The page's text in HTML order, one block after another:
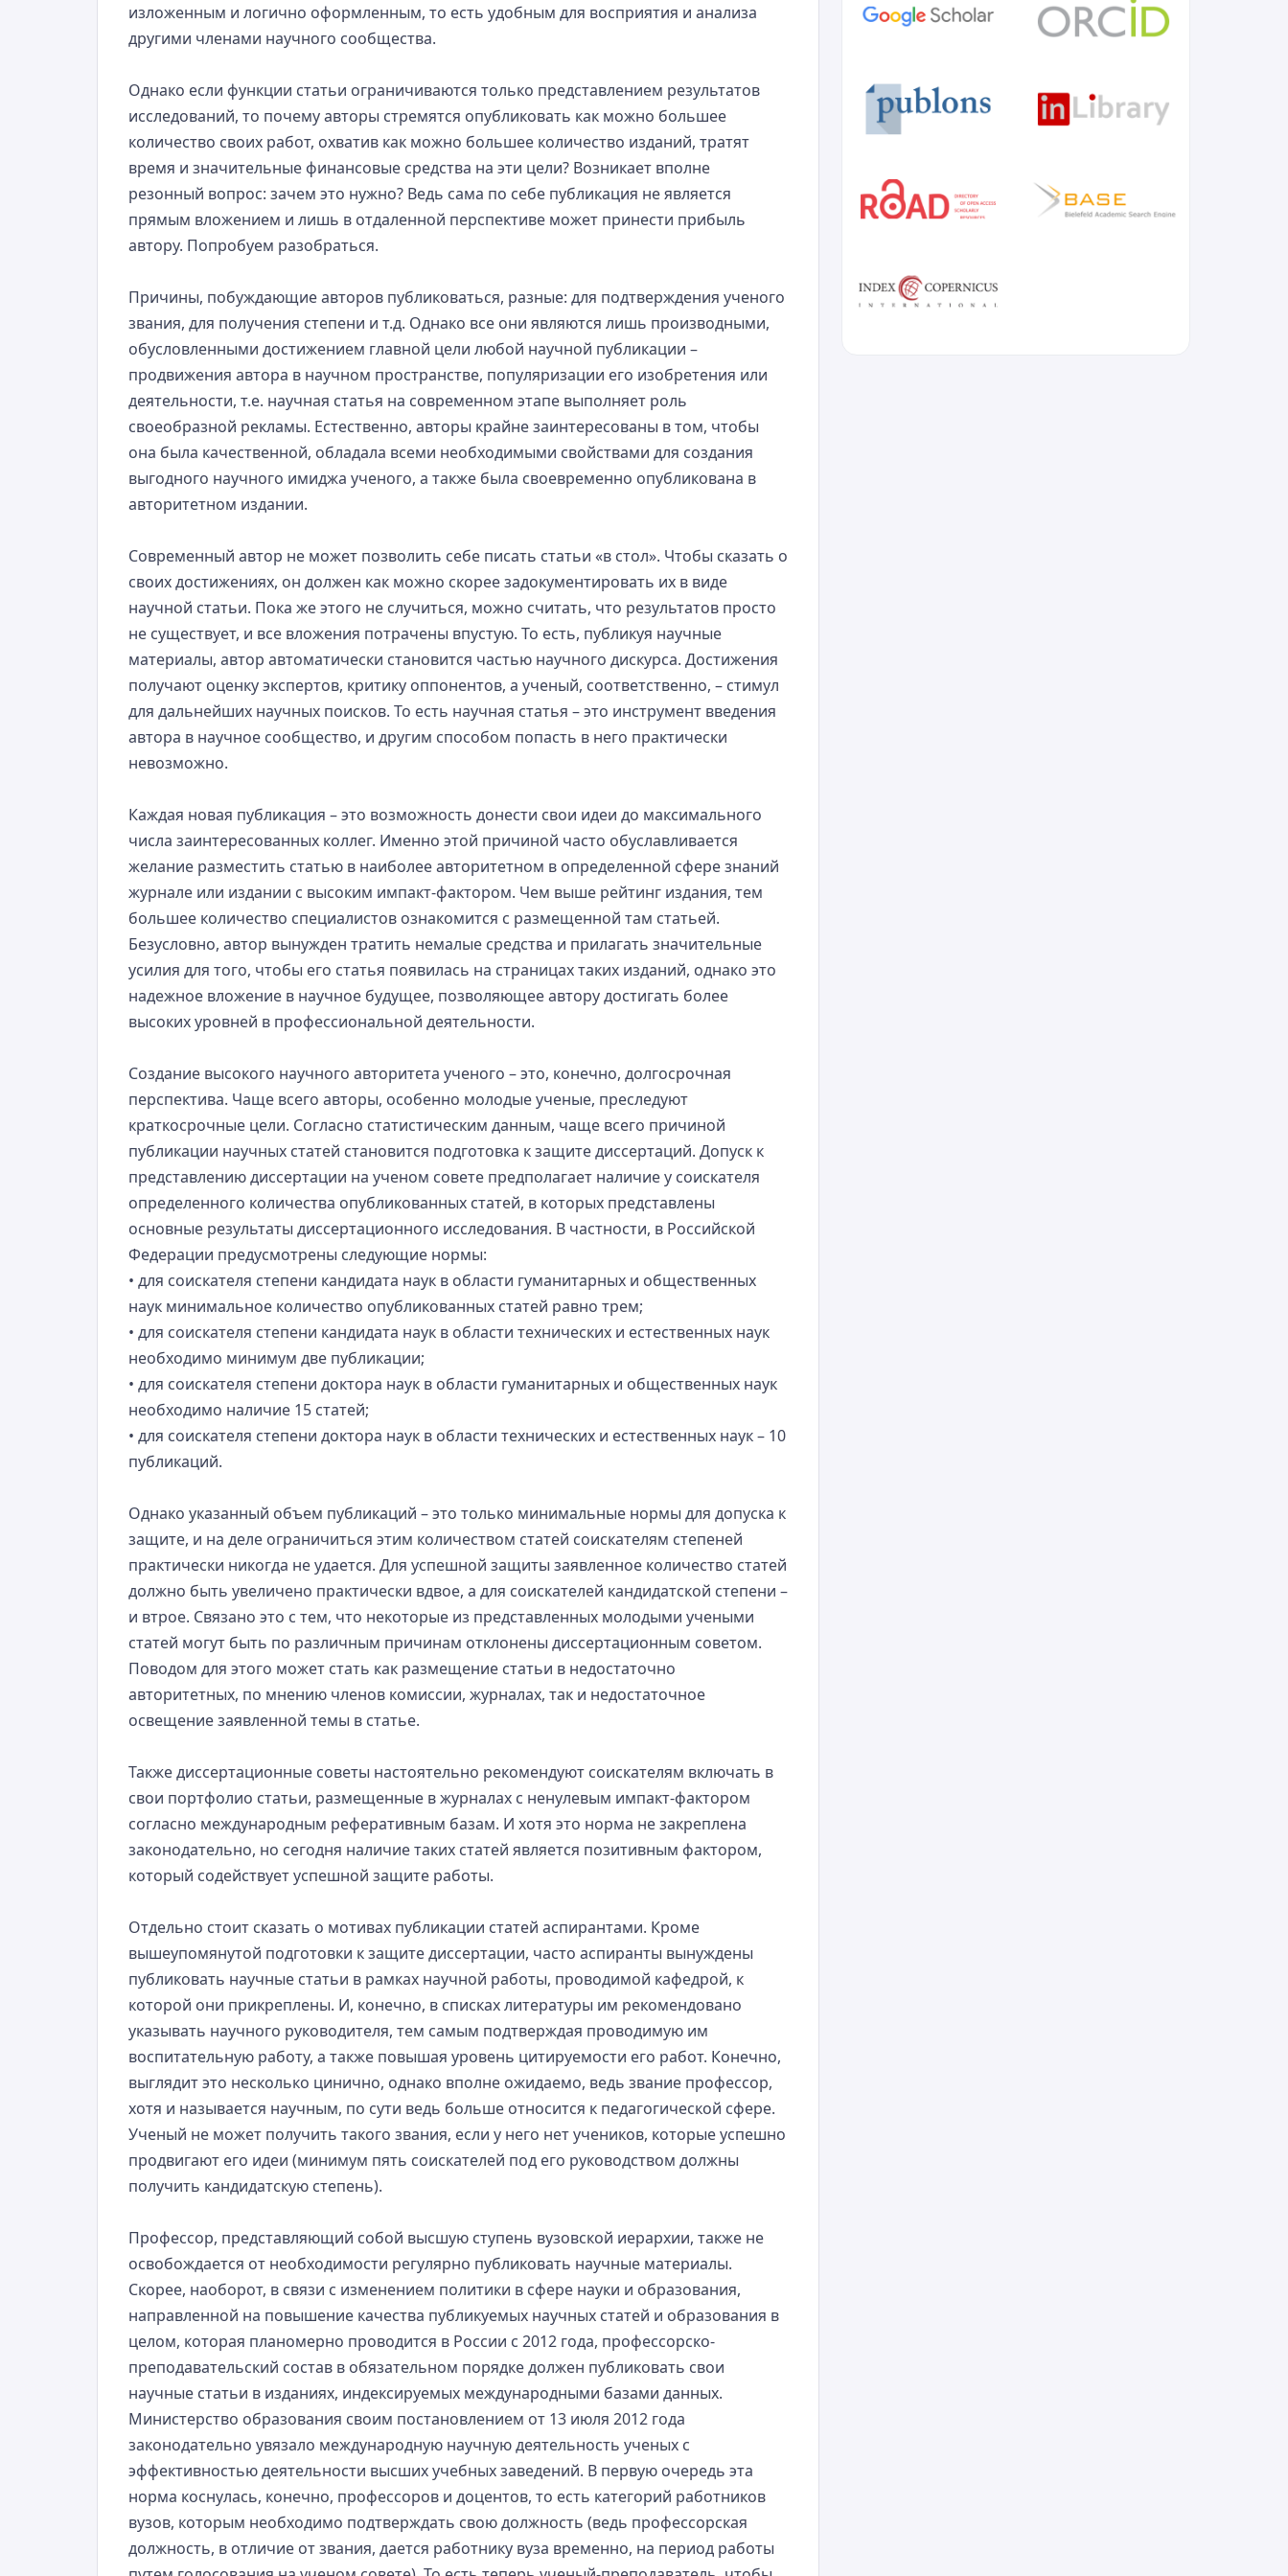
изложенным и логично оформленным, то есть удобным для восприятия и анализа
другими членами научного сообщества.
Однако если функции статьи ограничиваются только представлением результатов
исследований, то почему авторы стремятся опубликовать как можно большее
количество своих работ, охватив как можно большее количество изданий, тратят
время и значительные финансовые средства на эти цели? Возникает вполне
резонный вопрос: зачем это нужно? Ведь сама по себе публикация не является
прямым вложением и лишь в отдаленной перспективе может принести прибыль
автору. Попробуем разобраться.
Причины, побуждающие авторов публиковаться, разные: для подтверждения ученого
звания, для получения степени и т.д. Однако все они являются лишь производными,
обусловленными достижением главной цели любой научной публикации –
продвижения автора в научном пространстве, популяризации его изобретения или
деятельности, т.е. научная статья на современном этапе выполняет роль
своеобразной рекламы. Естественно, авторы крайне заинтересованы в том, чтобы
она была качественной, обладала всеми необходимыми свойствами для создания
выгодного научного имиджа ученого, а также была своевременно опубликована в
авторитетном издании.
Современный автор не может позволить себе писать статьи «в стол». Чтобы сказать о
своих достижениях, он должен как можно скорее задокументировать их в виде
научной статьи. Пока же этого не случиться, можно считать, что результатов просто
не существует, и все вложения потрачены впустую. То есть, публикуя научные
материалы, автор автоматически становится частью научного дискурса. Достижения
получают оценку экспертов, критику оппонентов, а ученый, соответственно, – стимул
для дальнейших научных поисков. То есть научная статья – это инструмент введения
автора в научное сообщество, и другим способом попасть в него практически
невозможно.
Каждая новая публикация – это возможность донести свои идеи до максимального
числа заинтересованных коллег. Именно этой причиной часто обуславливается
желание разместить статью в наиболее авторитетном в определенной сфере знаний
журнале или издании с высоким импакт-фактором. Чем выше рейтинг издания, тем
большее количество специалистов ознакомится с размещенной там статьей.
Безусловно, автор вынужден тратить немалые средства и прилагать значительные
усилия для того, чтобы его статья появилась на страницах таких изданий, однако это
надежное вложение в научное будущее, позволяющее автору достигать более
высоких уровней в профессиональной деятельности.
Создание высокого научного авторитета ученого – это, конечно, долгосрочная
перспектива. Чаще всего авторы, особенно молодые ученые, преследуют
краткосрочные цели. Согласно статистическим данным, чаще всего причиной
публикации научных статей становится подготовка к защите диссертаций. Допуск к
представлению диссертации на ученом совете предполагает наличие у соискателя
определенного количества опубликованных статей, в которых представлены
основные результаты диссертационного исследования. В частности, в Российской
Федерации предусмотрены следующие нормы:
• для соискателя степени кандидата наук в области гуманитарных и общественных
наук минимальное количество опубликованных статей равно трем;
• для соискателя степени кандидата наук в области технических и естественных наук
необходимо минимум две публикации;
• для соискателя степени доктора наук в области гуманитарных и общественных наук
необходимо наличие 15 статей;
• для соискателя степени доктора наук в области технических и естественных наук – 10
публикаций.
Однако указанный объем публикаций – это только минимальные нормы для допуска к
защите, и на деле ограничиться этим количеством статей соискателям степеней
практически никогда не удается. Для успешной защиты заявленное количество статей
должно быть увеличено практически вдвое, а для соискателей кандидатской степени –
и втрое. Связано это с тем, что некоторые из представленных молодыми учеными
статей могут быть по различным причинам отклонены диссертационным советом.
Поводом для этого может стать как размещение статьи в недостаточно
авторитетных, по мнению членов комиссии, журналах, так и недостаточное
освещение заявленной темы в статье.
Также диссертационные советы настоятельно рекомендуют соискателям включать в
свои портфолио статьи, размещенные в журналах с ненулевым импакт-фактором
согласно международным реферативным базам. И хотя это норма не закреплена
законодательно, но сегодня наличие таких статей является позитивным фактором,
который содействует успешной защите работы.
Отдельно стоит сказать о мотивах публикации статей аспирантами. Кроме
вышеупомянутой подготовки к защите диссертации, часто аспиранты вынуждены
публиковать научные статьи в рамках научной работы, проводимой кафедрой, к
которой они прикреплены. И, конечно, в списках литературы им рекомендовано
указывать научного руководителя, тем самым подтверждая проводимую им
воспитательную работу, а также повышая уровень цитируемости его работ. Конечно,
выглядит это несколько цинично, однако вполне ожидаемо, ведь звание профессор,
хотя и называется научным, по сути ведь больше относится к педагогической сфере.
Ученый не может получить такого звания, если у него нет учеников, которые успешно
продвигают его идеи (минимум пять соискателей под его руководством должны
получить кандидатскую степень).
Профессор, представляющий собой высшую ступень вузовской иерархии, также не
освобождается от необходимости регулярно публиковать научные материалы.
Скорее, наоборот, в связи с изменением политики в сфере науки и образования,
направленной на повышение качества публикуемых научных статей и образования в
целом, которая планомерно проводится в России с 2012 года, профессорско-
преподавательский состав в обязательном порядке должен публиковать свои
научные статьи в изданиях, индексируемых международными базами данных.
Министерство образования своим постановлением от 13 июля 2012 года
законодательно увязало международную научную деятельность ученых с
эффективностью деятельности высших учебных заведений. В первую очередь эта
норма коснулась, конечно, профессоров и доцентов, то есть категорий работников
вузов, которым необходимо подтверждать свою должность (ведь профессорская
должность, в отличие от звания, дается работнику вуза временно, на период работы